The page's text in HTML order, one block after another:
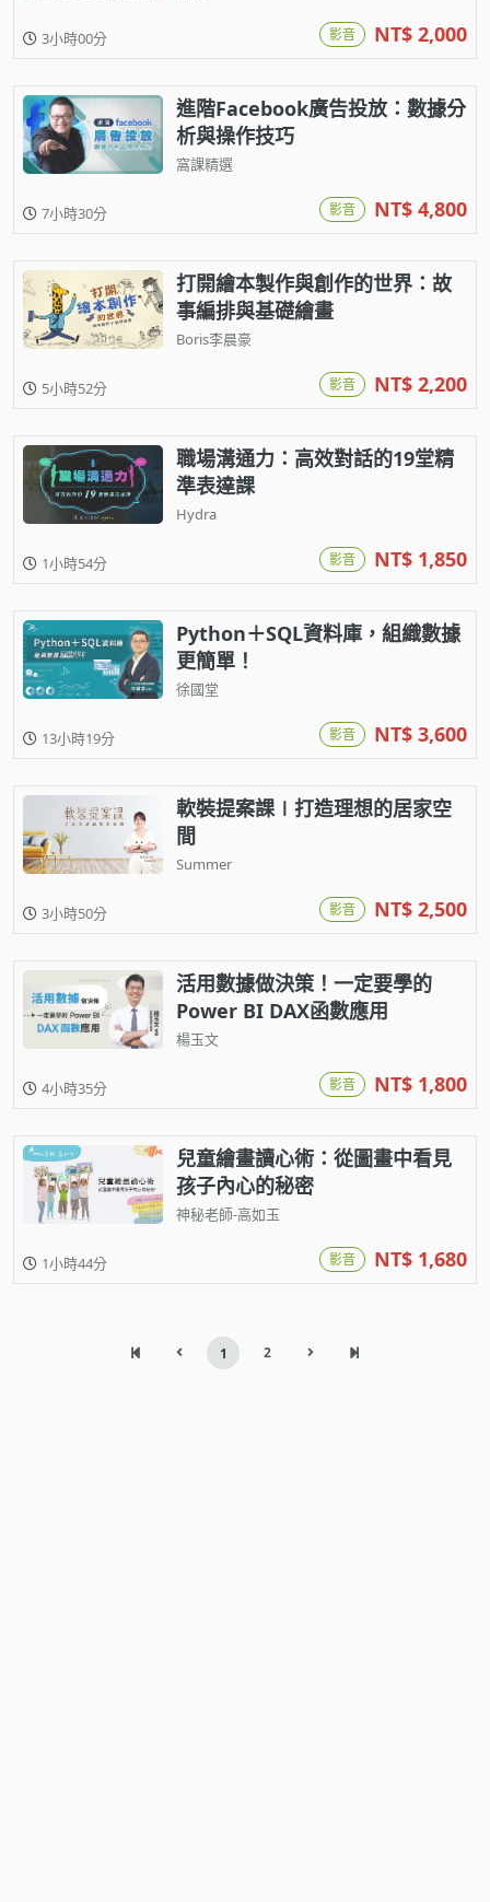
3小時00分 影音 NT$ 2,000
進階Facebook廣告投放：數據分
析與操作技巧
窩課精選
7小時30分 影音 NT$ 4,800
打開繪本製作與創作的世界：故
事編排與基礎繪畫
Boris李晨豪
5小時52分 影音 NT$ 2,200
職場溝通力：高效對話的19堂精
準表達課
Hydra
1小時54分 影音 NT$ 1,850
Python＋SQL資料庫，組織數據
更簡單！
徐國堂
13小時19分 影音 NT$ 3,600
軟裝提案課∣打造理想的居家空
間
Summer
3小時50分 影音 NT$ 2,500
活用數據做決策！一定要學的
Power BI DAX函數應用
楊玉文
4小時35分 影音 NT$ 1,800
兒童繪畫讀心術：從圖畫中看見
孩子內心的秘密
神秘老師-高如玉
1小時44分 影音 NT$ 1,680
1 2